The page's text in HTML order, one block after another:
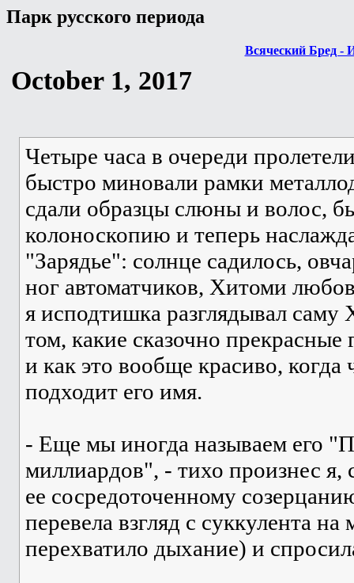
Парк русского периода
Всяческий Бред -
October 1, 2017
Четыре часа в очереди
быстро миновали рамки
сдали образцы слюны и волос,
колоноскопию и теперь
"Зарядье": солнце садилось,
ног автоматчиков, Хитоми
я исподтишка разглядывал
том, какие сказочно
и как это вообще красиво, когда
подходит его имя.
- Еще мы иногда называем его
миллиардов", - тихо произнес я,
ее сосредоточенному
перевела взгляд с суккулента
перехватило дыхание) и